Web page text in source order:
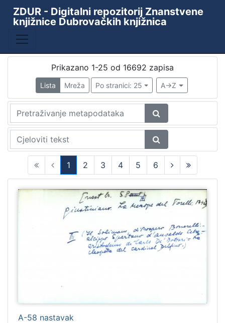
ZDUR - Digitalni repozitorij Znanstvene
knjižnice Dubrovačkih knjižnica
Prikazano 1-25 od 16692 zapisa
Lista Mreža Po stranici: 25 A->Z
1
(current)
2 3 4 5 6
A-58 nastavak